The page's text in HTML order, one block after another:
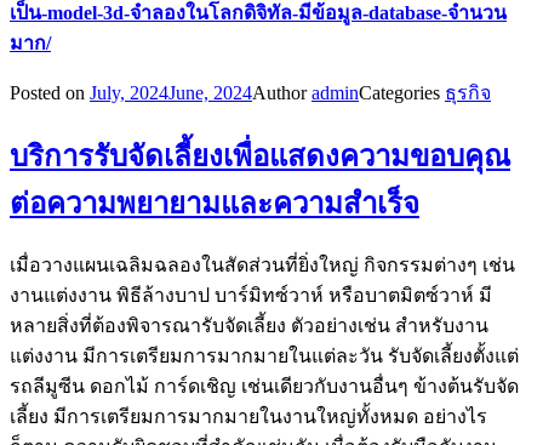
เป็น-model-3d-จำลองในโลกดิจิทัล-มีข้อมูล-database-จำนวน
มาก/
Posted on July, 2024June, 2024AuthoradminCategories ธุรกิจ
บริการรับจัดเลี้ยงเพื่อแสดงความขอบคุณ
ต่อความพยายามและความสำเร็จ
เมื่อวางแผนเฉลิมฉลองในสัดส่วนที่ยิ่งใหญ่ กิจกรรมต่างๆ เช่น
งานแต่งงาน พิธีล้างบาป บาร์มิทซ์วาห์ หรือบาตมิตซ์วาห์ มี
หลายสิ่งที่ต้องพิจารณารับจัดเลี้ยง ตัวอย่างเช่น สำหรับงาน
แต่งงาน มีการเตรียมการมากมายในแต่ละวัน รับจัดเลี้ยงตั้งแต่
รถลีมูซีน ดอกไม้ การ์ดเชิญ เช่นเดียวกับงานอื่นๆ ข้างต้นรับจัด
เลี้ยง มีการเตรียมการมากมายในงานใหญ่ทั้งหมด อย่างไร